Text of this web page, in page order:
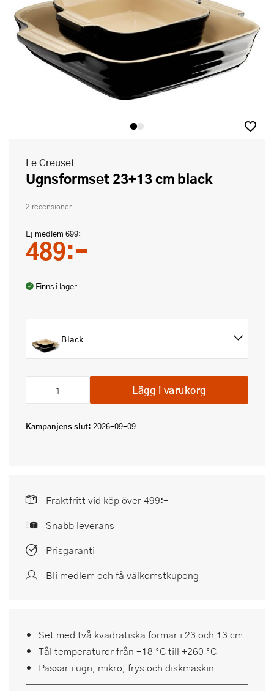
Le Creuset
Ugnsformset 23+13 cm black
2 recensioner
Ej medlem 699:-
489:-
Finns i lager
Black
Lägg i varukorg
Kampanjens slut: 2026-09-09
Fraktfritt vid köp över 499:-
Snabb leverans
Prisgaranti
Bli medlem och få välkomstkupong
Set med två kvadratiska formar i 23 och 13 cm
Tål temperaturer från -18 °C till +260 °C
Passar i ugn, mikro, frys och diskmaskin